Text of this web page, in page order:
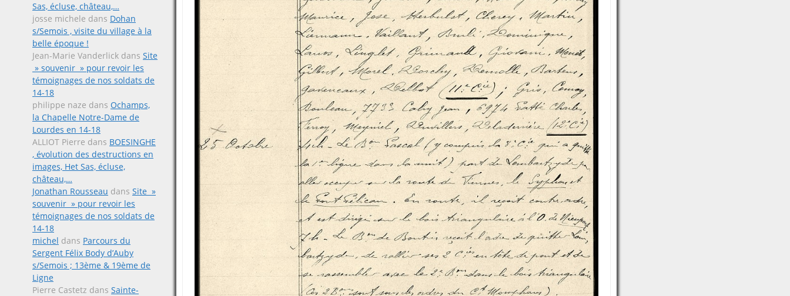
Sas, écluse, château,…
josse michele dans Dohan
s/Semois , visite du village à la
belle époque !
Jean-Marie Vanderlick dans Site
» souvenir » pour revoir les
témoignages de nos soldats de
14-18
philippe naze dans Ochamps,
la Chapelle Notre-Dame de
Lourdes en 14-18
ALLIOT Pierre dans BOESINGHE
, évolution des destructions en
images, Het Sas, écluse,
château,…
Jonathan Rousseau dans Site »
souvenir » pour revoir les
témoignages de nos soldats de
14-18
michel dans Parcours du
Sergent Félix Body d’Auby
s/Semois ; 13ème & 19ème de
Ligne
Pierre Castetz dans Sainte-